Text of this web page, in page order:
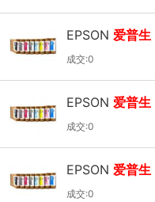
EPSON 爱普生
75 淡青
成交:0
EPSON 爱普生
76 淡鲜洋红
成交:0
EPSON 爱普生
77 淡黑
成交:0